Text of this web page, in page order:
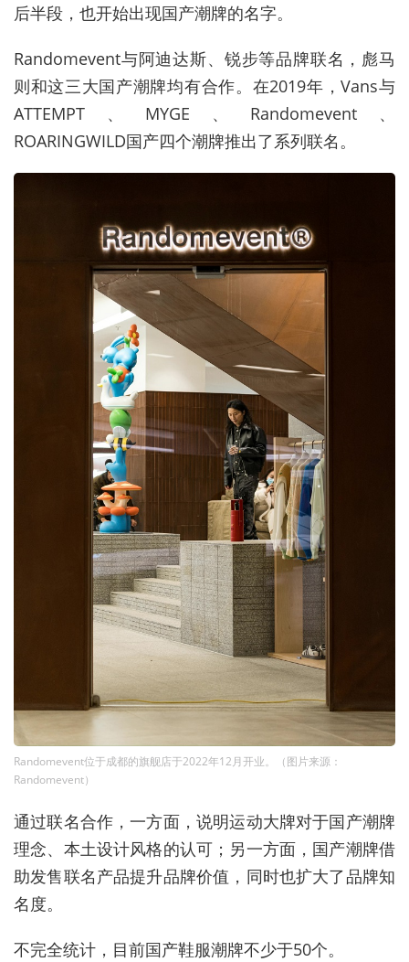
后半段，也开始出现国产潮牌的名字。
Randomevent与阿迪达斯、锐步等品牌联名，彪马
则和这三大国产潮牌均有合作。 在2019年，Vans与
ATTEMPT、MYGE、Randomevent、
ROARINGWILD国产四个潮牌推出了系列联名。
Randomevent位于成都的旗舰店于2022年12月开业。（图片来源：
Randomevent）
通过联名合作，一方面，说明运动大牌对于国产潮牌
理念、本土设计风格的认可；另一方面，国产潮牌借
助发售联名产品提升品牌价值，同时也扩大了品牌知
名度。
不完全统计，目前国产鞋服潮牌不少于50个。